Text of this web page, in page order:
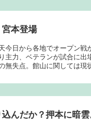
本登場
日から各地でオープン戦
主力、ベテランが試合に出
失点。館山に関しては現
んだか？押本に暗雲